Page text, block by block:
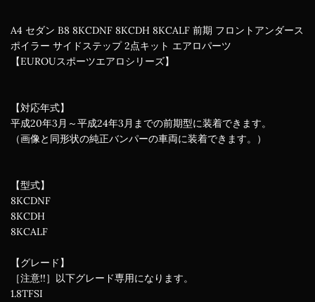
A4 セダン B8 8KCDNF 8KCDH 8KCALF 前期 フロントアンダース
ポイラー サイドステップ 2点キット エアロパーツ
【EUROUスポーツエアロシリーズ】
【対応年式】
平成20年3月～平成24年3月までの前期型に装着できます。
（画像と同形状の純正バンパーの車両に装着できます。）
【型式】
8KCDNF
8KCDH
8KCALF
【グレード】
［注意!!］以下グレード専用になります。
1.8TFSI